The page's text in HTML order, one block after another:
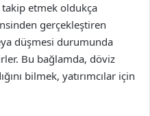
takip etmek oldukça
gerçekleştiren
düşmesi durumunda
Bu bağlamda, döviz
bilmek, yatırımcılar için